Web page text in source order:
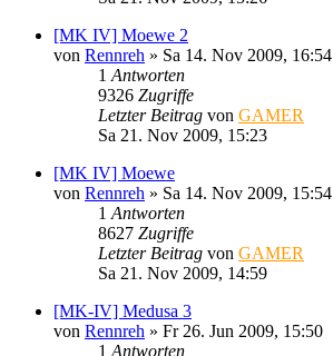
[MK IV] Moewe 2
von Rennreh » Sa 14. Nov 2009, 16:54
1 Antworten
9326 Zugriffe
Letzter Beitrag von GAMER
Sa 21. Nov 2009, 15:23
[MK IV] Moewe
von Rennreh » Sa 14. Nov 2009, 15:54
1 Antworten
8627 Zugriffe
Letzter Beitrag von GAMER
Sa 21. Nov 2009, 14:59
[MK-IV] Medusa 3
von Rennreh » Fr 26. Jun 2009, 15:50
1 Antworten